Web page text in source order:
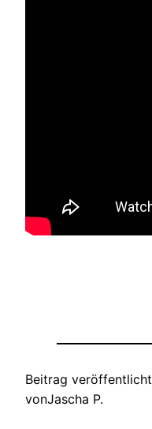
Beitrag veröffentlicht
vonJascha P.